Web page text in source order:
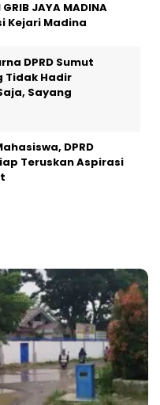
JAYA MADINA
Kejari Madina
DPRD Sumut
Tidak Hadir
Sayang
DPRD
Teruskan Aspirasi